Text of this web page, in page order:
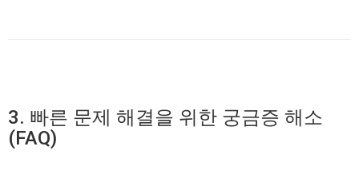
3. 빠른 문제 해결을 위한 궁금증 해소
(FAQ)